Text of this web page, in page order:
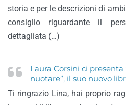
storia e per le descrizioni di
consiglio riguardante il
dettagliata (…)
Laura Corsini ci
nuotare”, il suo nuovo
Ti ringrazio Lina, hai proprio